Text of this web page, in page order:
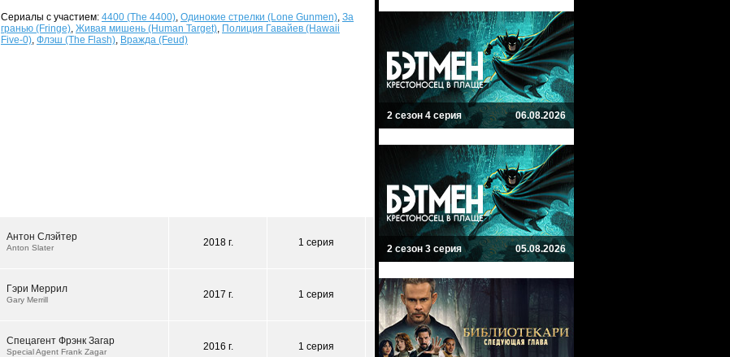
Сериалы с участием: 4400 (The 4400), Одинокие стрелки (Lone Gunmen), За
гранью (Fringe), Живая мишень (Human Target), Полиция Гавайев (Hawaii
Five-0), Флэш (The Flash), Вражда (Feud)
Антон Слэйтер
Anton Slater 2018 г. 1 серия
Гэри Меррил
Gary Merrill 2017 г. 1 серия
Спецагент Фрэнк Загар
Special Agent Frank Zagar 2016 г. 1 серия
2 сезон 4 серия 06.08.2026
2 сезон 3 серия 05.08.2026